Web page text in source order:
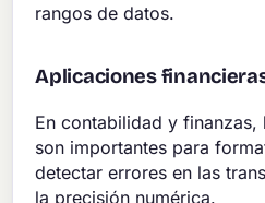
rangos de datos.
Aplicaciones
En contabilidad y
son importantes para
detectar errores en las
la precisión numérica.